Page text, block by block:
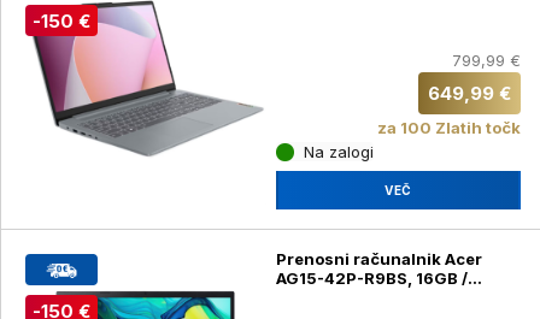
-150 €
799,99 €
649,99 €
za 100 Zlatih točk
Na zalogi
VEČ
-150 €
Prenosni računalnik Acer
AG15-42P-R9BS, 16GB /